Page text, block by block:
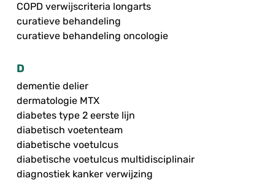
COPD verwijscriteria longarts
curatieve behandeling
curatieve behandeling oncologie
D
dementie delier
dermatologie MTX
diabetes type 2 eerste lijn
diabetisch voetenteam
diabetische voetulcus
diabetische voetulcus multidisciplinair
diagnostiek kanker verwijzing